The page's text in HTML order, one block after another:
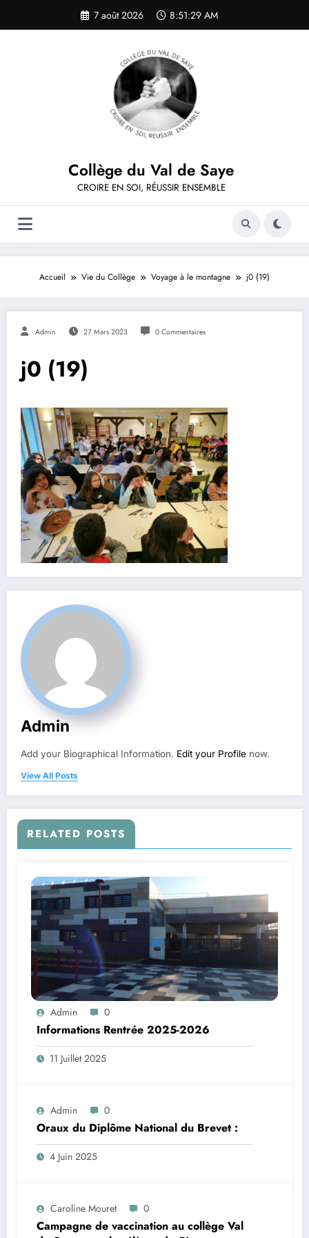
contenu
7 août 2026 8:51:29 AM
Collège du Val de Saye
CROIRE EN SOI, RÉUSSIR ENSEMBLE
Accueil Vie du Collège Voyage à le montagne j0 (19)
Admin 27 Mars 2023 0 Commentaires
j0 (19)
Admin
Add your Biographical Information. Edit your Profile now.
View All Posts
RELATED POSTS
Admin 0
Informations Rentrée 2025-2026
11 Juillet 2025
Admin 0
Oraux du Diplôme National du Brevet :
4 Juin 2025
Caroline Mouret 0
Campagne de vaccination au collège Val